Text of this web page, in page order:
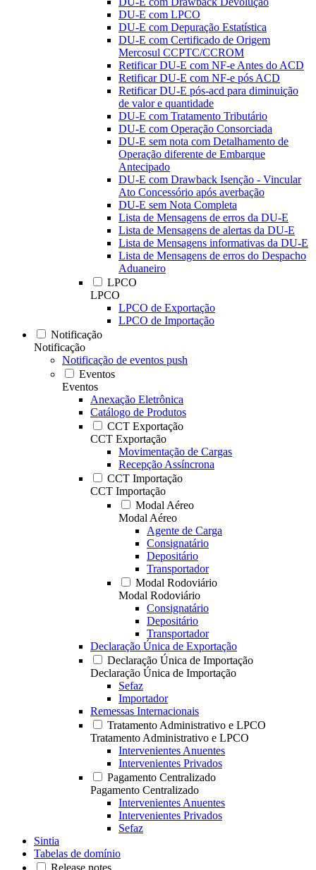
DU-E com LPCO
DU-E com Depuração Estatística
DU-E com Certificado de Origem
Mercosul CCPTC/CCROM
Retificar DU-E com NF-e Antes do ACD
Retificar DU-E com NF-e pós ACD
Retificar DU-E pós-acd para diminuição
de valor e quantidade
DU-E com Tratamento Tributário
DU-E com Operação Consorciada
DU-E sem nota com Detalhamento de
Operação diferente de Embarque
Antecipado
DU-E com Drawback Isenção - Vincular
Ato Concessório após averbação
DU-E sem Nota Completa
Lista de Mensagens de erros da DU-E
Lista de Mensagens de alertas da DU-E
Lista de Mensagens informativas da DU-E
Lista de Mensagens de erros do Despacho
Aduaneiro
LPCO
LPCO
LPCO de Exportação
LPCO de Importação
Notificação
Notificação
Notificação de eventos push
Eventos
Eventos
Anexação Eletrônica
Catálogo de Produtos
CCT Exportação
CCT Exportação
Movimentação de Cargas
Recepção Assíncrona
CCT Importação
CCT Importação
Modal Aéreo
Modal Aéreo
Agente de Carga
Consignatário
Depositário
Transportador
Modal Rodoviário
Modal Rodoviário
Consignatário
Depositário
Transportador
Declaração Única de Exportação
Declaração Única de Importação
Declaração Única de Importação
Sefaz
Importador
Remessas Internacionais
Tratamento Administrativo e LPCO
Tratamento Administrativo e LPCO
Intervenientes Anuentes
Intervenientes Privados
Pagamento Centralizado
Pagamento Centralizado
Intervenientes Anuentes
Intervenientes Privados
Sefaz
Sintia
Tabelas de domínio
Release notes